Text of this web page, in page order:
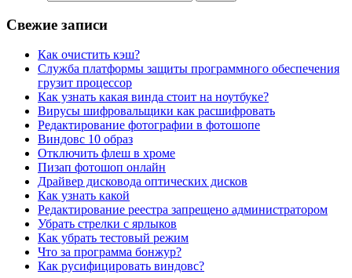
Свежие записи
Как очистить кэш?
Служба платформы защиты программного обеспечения
грузит процессор
Как узнать какая винда стоит на ноутбуке?
Вирусы шифровальщики как расшифровать
Редактирование фотографии в фотошопе
Виндовс 10 образ
Отключить флеш в хроме
Пизап фотошоп онлайн
Драйвер дисковода оптических дисков
Как узнать какой
Редактирование реестра запрещено администратором
Убрать стрелки с ярлыков
Как убрать тестовый режим
Что за программа бонжур?
Как русифицировать виндовс?